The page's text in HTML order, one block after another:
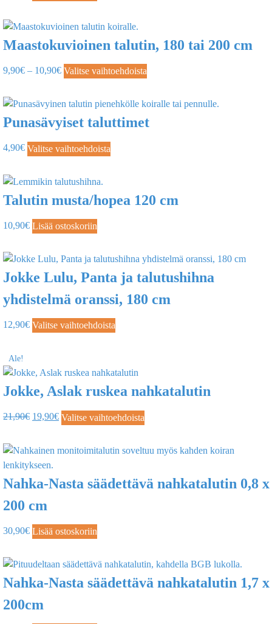
Maastokuvioinen talutin, 180 tai 200 cm
9,90€ – 10,90€ Valitse vaihtoehdoista
Punasävyiset taluttimet
4,90€ Valitse vaihtoehdoista
Talutin musta/hopea 120 cm
10,90€ Lisää ostoskoriin
Jokke Lulu, Panta ja talutushihna
yhdistelmä oranssi, 180 cm
12,90€ Valitse vaihtoehdoista
Ale!
Jokke, Aslak ruskea nahkatalutin
21,90€ 19,90€ Valitse vaihtoehdoista
Nahka-Nasta säädettävä nahkatalutin 0,8 x
200 cm
30,90€ Lisää ostoskoriin
Nahka-Nasta säädettävä nahkatalutin 1,7 x
200cm